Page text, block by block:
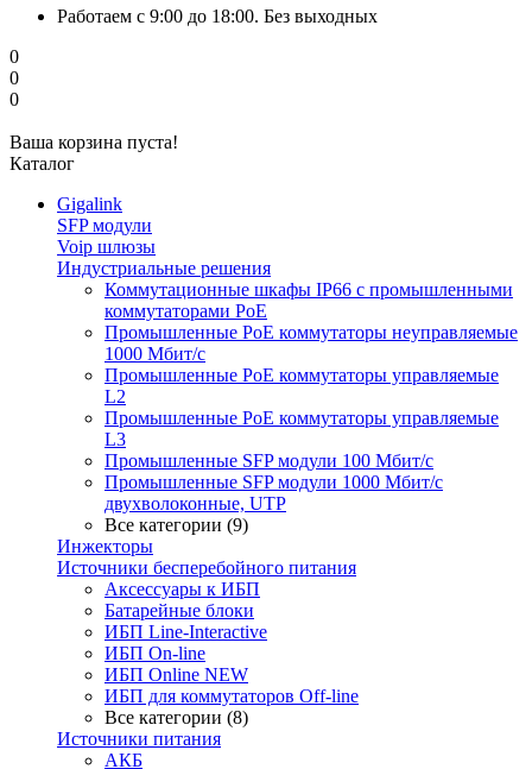
Работаем с 9:00 до 18:00. Без выходных
0
0
0
Ваша корзина пуста!
Каталог
Gigalink
SFP модули
Voip шлюзы
Индустриальные решения
Коммутационные шкафы IP66 c промышленными
коммутаторами PoE
Промышленные PoE коммутаторы неуправляемые
1000 Мбит/с
Промышленные PoE коммутаторы управляемые
L2
Промышленные PoE коммутаторы управляемые
L3
Промышленные SFP модули 100 Мбит/c
Промышленные SFP модули 1000 Мбит/c
двухволоконные, UTP
Все категории (9)
Инжекторы
Источники бесперебойного питания
Аксессуары к ИБП
Батарейные блоки
ИБП Line-Interactive
ИБП On-line
ИБП Online NEW
ИБП для коммутаторов Off-line
Все категории (8)
Источники питания
АКБ